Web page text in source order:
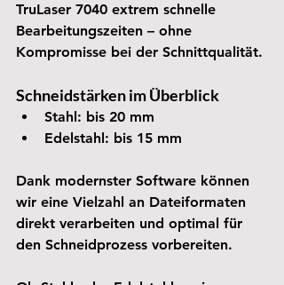
TruLaser 7040 extrem schnelle
Bearbeitungszeiten – ohne
Kompromisse bei der Schnittqualität.
Schneidstärken im Überblick
Stahl: bis 20 mm
Edelstahl: bis 15 mm
Dank modernster Software können
wir eine Vielzahl an Dateiformaten
direkt verarbeiten und optimal für
den Schneidprozess vorbereiten.